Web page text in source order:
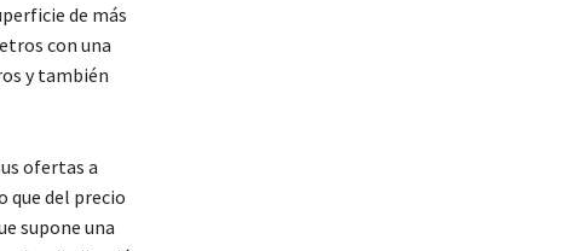
de más
con una
y también
ofertas a
que del precio
supone una